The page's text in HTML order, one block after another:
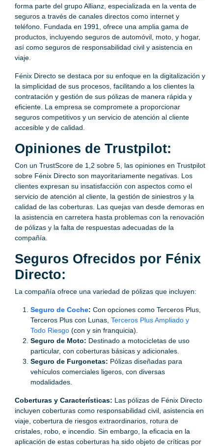
forma parte del grupo Allianz, especializada en la venta de
seguros a través de canales directos como internet y
teléfono. Fundada en 1991, ofrece una amplia gama de
productos, incluyendo seguros de automóvil, moto, y hogar,
así como seguros de responsabilidad civil y asistencia en
viaje.
Fénix Directo se destaca por su enfoque en la digitalización y
la simplicidad de sus procesos, facilitando a los clientes la
contratación y gestión de sus pólizas de manera rápida y
eficiente. La empresa se compromete a proporcionar
seguros competitivos y un servicio de atención al cliente
accesible y de calidad.
Opiniones de Trustpilot:
Con un TrustScore de 1,2 sobre 5, las opiniones en Trustpilot
sobre Fénix Directo son mayoritariamente negativas. Los
clientes expresan su insatisfacción con aspectos como el
servicio de atención al cliente, la gestión de siniestros y la
calidad de las coberturas. Las quejas van desde demoras en
la asistencia en carretera hasta problemas con la renovación
de pólizas y la falta de respuestas adecuadas de la
compañía.
Seguros Ofrecidos por Fénix
Directo:
La compañía ofrece una variedad de pólizas que incluyen:
Seguro de Coche: Con opciones como Terceros Plus,
Terceros Plus con Lunas, Terceros Plus Ampliado y
Todo Riesgo (con y sin franquicia).
Seguro de Moto: Destinado a motocicletas de uso
particular, con coberturas básicas y adicionales.
Seguro de Furgonetas: Pólizas diseñadas para
vehículos comerciales ligeros, con diversas
modalidades.
Coberturas y Características: Las pólizas de Fénix Directo
incluyen coberturas como responsabilidad civil, asistencia en
viaje, cobertura de riesgos extraordinarios, rotura de
cristales, robo, e incendio. Sin embargo, la eficacia en la
aplicación de estas coberturas ha sido objeto de críticas por